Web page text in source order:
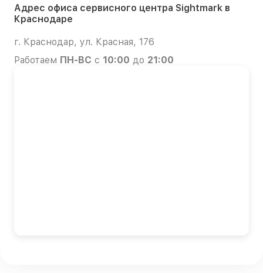
Адрес офиса сервисного центра Sightmark в
Краснодаре
г. Краснодар, ул. Красная, 176
Работаем ПН-ВС с 10:00 до 21:00